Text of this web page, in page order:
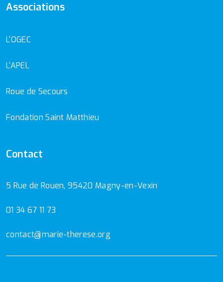
Associations
L'OGEC
L'APEL
Roue de Secours
Fondation Saint Matthieu
Contact
5 Rue de Rouen, 95420 Magny-en-Vexin
01 34 67 11 73
contact@marie-therese.org